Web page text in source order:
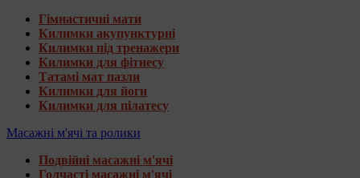
Гімнастичні мати
Килимки акупунктурні
Килимки під тренажери
Килимки для фітнесу
Татамі мат пазли
Килимки для йоги
Килимки для пілатесу
Масажні м'ячі та ролики
Подвійні масажні м'ячі
Голчасті масажні м'ячі